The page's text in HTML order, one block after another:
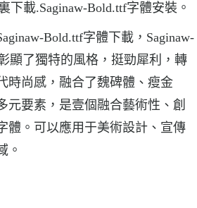
下載.Saginaw-Bold.ttf字體安裝。
Bold.ttf字體下載，Saginaw-
顯了獨特的風格，挺勁犀利，轉
時尚感，融合了魏碑體、瘦金
元要素，是壹個融合藝術性、創
體。可以應用于美術設計、宣傳
。